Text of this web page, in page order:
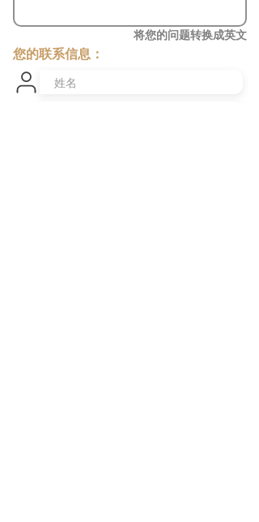
将您的问题转换成英文
您的联系信息：